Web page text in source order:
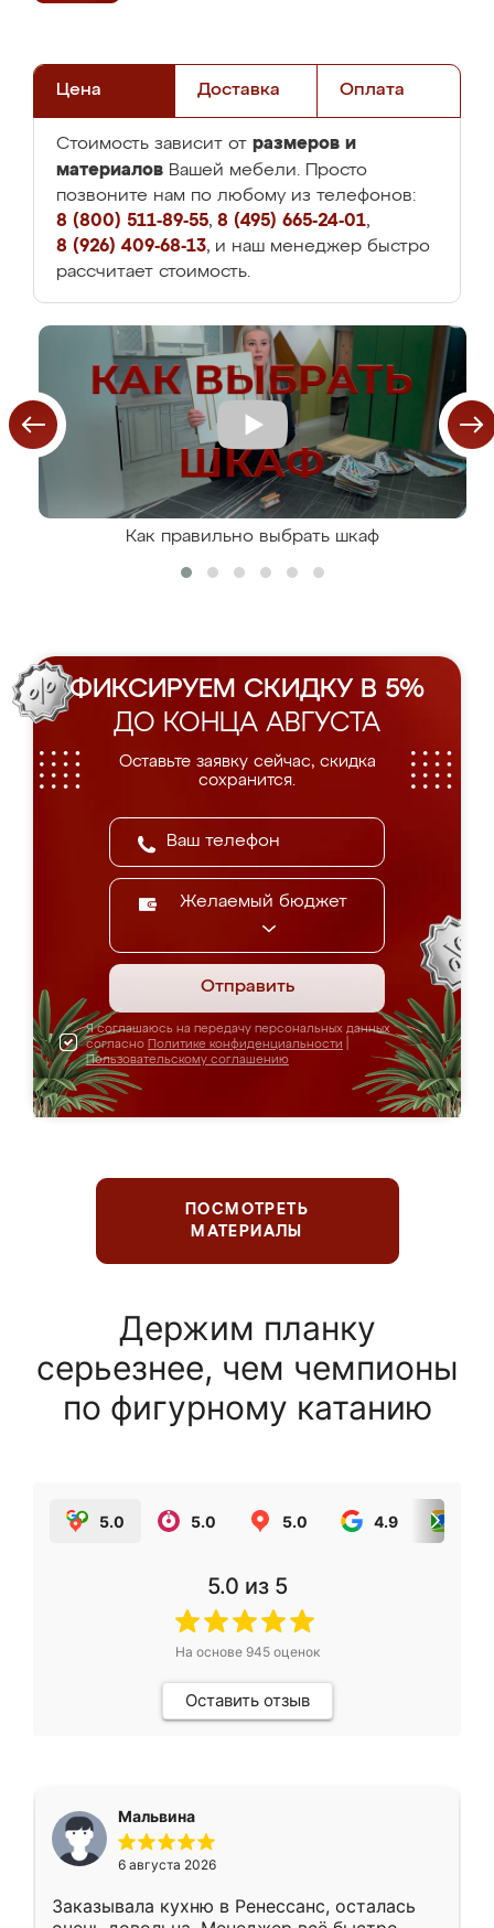
Цена Доставка Оплата
Стоимость зависит от размеров и
материалов Вашей мебели. Просто
позвоните нам по любому из телефонов:
8 (800) 511-89-55, 8 (495) 665-24-01,
8 (926) 409-68-13, и наш менеджер быстро
рассчитает стоимость.
Как правильно выбрать шкаф
ФИКСИРУЕМ СКИДКУ В 5%
ДО КОНЦА АВГУСТА
Оставьте заявку сейчас, скидка
сохранится.
Желаемый бюджет
Отправить
Я соглашаюсь на передачу персональных данных
согласно Политике конфиденциальности
Пользовательскому соглашению
ПОСМОТРЕТЬ
МАТЕРИАЛЫ
Держим планку
серьезнее, чем чемпионы
по фигурному катанию
5.0 5.0 5.0 4.9
5.0 из 5
На основе 945оценок
Оставить отзыв
Мальвина
6 августа 2026
Заказывала кухню в Ренессанс, осталась